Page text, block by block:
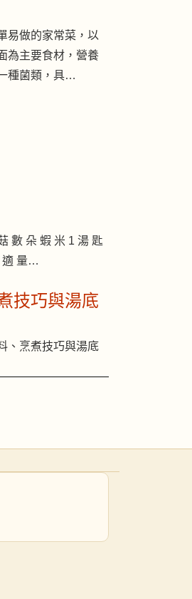
易做的家常菜，以
為主要食材，營養
種菌類，具…
數 朵 蝦 米 1 湯 匙
適 量…
技巧與湯底
、烹煮技巧與湯底